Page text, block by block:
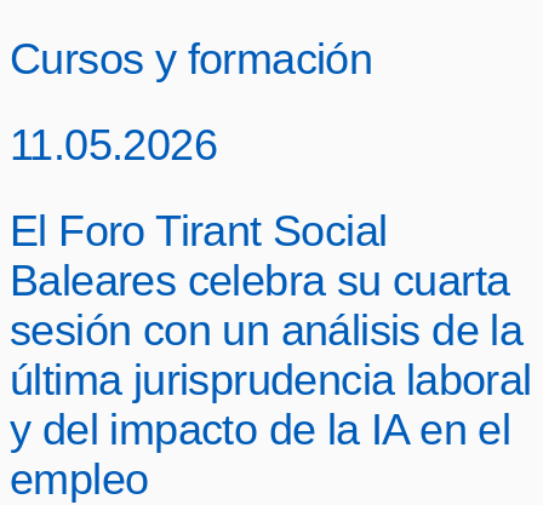
Cursos y formación
11.05.2026
El Foro Tirant Social
Baleares celebra su cuarta
sesión con un análisis de la
última jurisprudencia laboral
y del impacto de la IA en el
empleo